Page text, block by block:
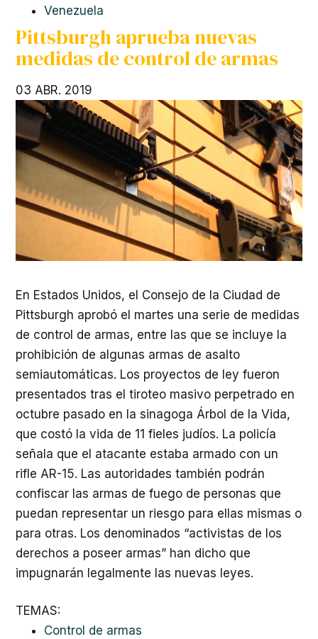
Venezuela
Pittsburgh aprueba nuevas
medidas de control de armas
03 ABR. 2019
En Estados Unidos, el Consejo de la Ciudad de
Pittsburgh aprobó el martes una serie de medidas
de control de armas, entre las que se incluye la
prohibición de algunas armas de asalto
semiautomáticas. Los proyectos de ley fueron
presentados tras el tiroteo masivo perpetrado en
octubre pasado en la sinagoga Árbol de la Vida,
que costó la vida de 11 fieles judíos. La policía
señala que el atacante estaba armado con un
rifle AR-15. Las autoridades también podrán
confiscar las armas de fuego de personas que
puedan representar un riesgo para ellas mismas o
para otras. Los denominados “activistas de los
derechos a poseer armas” han dicho que
impugnarán legalmente las nuevas leyes.
TEMAS:
Control de armas